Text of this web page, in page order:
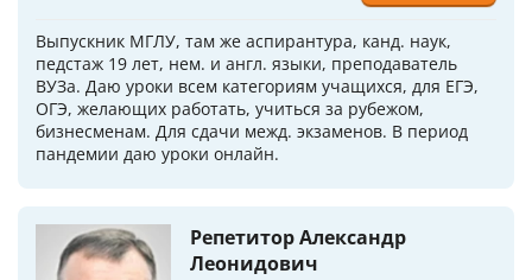
Выпускник МГЛУ, там же аспирантура, канд. наук,
педстаж 19 лет, нем. и англ. языки, преподаватель
ВУЗа. Даю уроки всем категориям учащихся, для ЕГЭ,
ОГЭ, желающих работать, учиться за рубежом,
бизнесменам. Для сдачи межд. экзаменов. В период
пандемии даю уроки онлайн.
Репетитор Александр
Леонидович